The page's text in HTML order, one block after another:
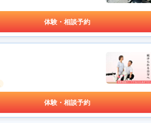
体験・相談予約
体験・相談予約